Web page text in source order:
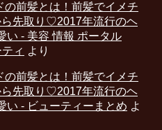
前髪とは！前髪でイメチ
先取り♡2017年流行のヘ
い - 美容 情報 ポータル
ィ より
前髪とは！前髪でイメチ
先取り♡2017年流行のヘ
い - ビューティーまとめ よ